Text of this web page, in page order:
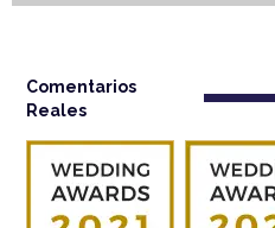
Comentarios
Reales